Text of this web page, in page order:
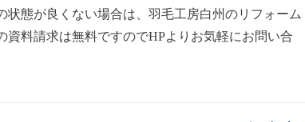
状態が良くない場合は、羽毛工房白州のリフォーム
資料請求は無料ですのでHPよりお気軽にお問い合